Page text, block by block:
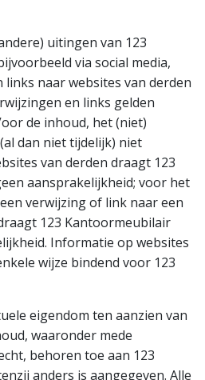
uitingen van 123
via social media,
naar websites van derden
en links gelden
de inhoud, het (niet)
dan niet tijdelijk) niet
van derden draagt 123
aansprakelijkheid; voor het
verwijzing of link naar een
123 Kantoormeubilair
Informatie op websites
wijze bindend voor 123
eigendom ten aanzien van
waaronder mede
behoren toe aan 123
anders is aangegeven. Alle